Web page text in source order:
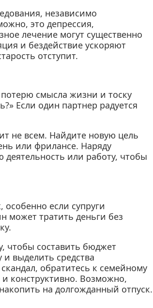
независимо
это депрессия,
лечение могут существенно
и бездействие ускоряют
отступит.
смысла жизни и тоску
Если один партнер радуется
не всем. Найдите новую цель
или фрилансе. Наряду
или работу, чтобы
если супруги
может тратить деньги без
чтобы составить бюджет
выделить средства
обратитесь к семейному
конструктивно. Возможно,
на долгожданный отпуск.